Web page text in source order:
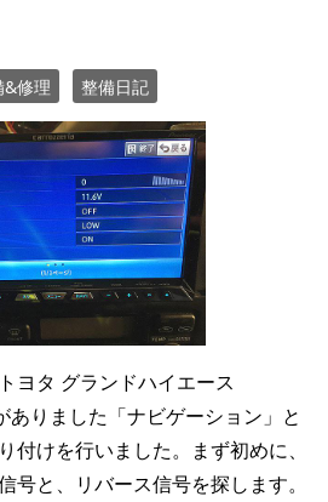
&修理 整備日記
ヨタ グランドハイエース
ありました「ナビゲーション」と
付けを行いました。まず初めに、
号と、リバース信号を探します。